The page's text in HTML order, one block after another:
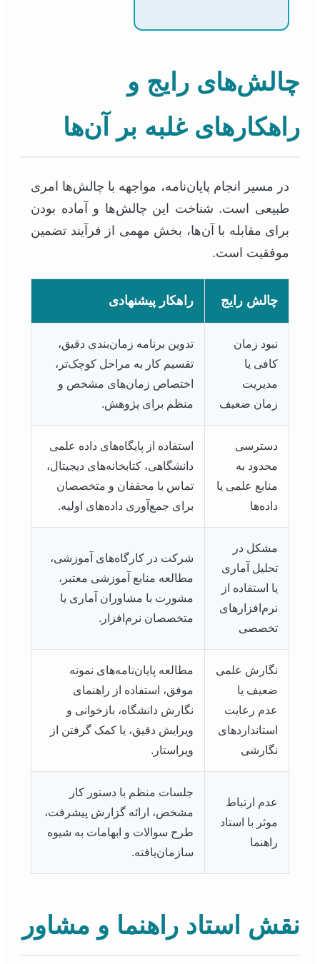
چالش‌های رایج و
راهکارهای غلبه بر آن‌ها
در مسیر انجام پایان‌نامه، مواجهه با چالش‌ها امری
طبیعی است. شناخت این چالش‌ها و آماده بودن
برای مقابله با آن‌ها، بخش مهمی از فرآیند تضمین
موفقیت است.
چالش رایج راهکار پیشنهادی
نبود زمان
کافی یا
مدیریت
زمان ضعیف
تدوین برنامه زمان‌بندی دقیق،
تقسیم کار به مراحل کوچک‌تر،
اختصاص زمان‌های مشخص و
منظم برای پژوهش.
دسترسی
محدود به
منابع علمی یا
داده‌ها
استفاده از پایگاه‌های داده علمی
دانشگاهی، کتابخانه‌های دیجیتال،
تماس با محققان و متخصصان
برای جمع‌آوری داده‌های اولیه.
مشکل در
تحلیل آماری
یا استفاده از
نرم‌افزارهای
تخصصی
شرکت در کارگاه‌های آموزشی،
مطالعه منابع آموزشی معتبر،
مشورت با مشاوران آماری یا
متخصصان نرم‌افزار.
نگارش علمی
ضعیف یا
عدم رعایت
استانداردهای
نگارشی
مطالعه پایان‌نامه‌های نمونه
موفق، استفاده از راهنمای
نگارش دانشگاه، بازخوانی و
ویرایش دقیق، یا کمک گرفتن از
ویراستار.
عدم ارتباط
موثر با استاد
راهنما
جلسات منظم با دستور کار
مشخص، ارائه گزارش پیشرفت،
طرح سوالات و ابهامات به شیوه
سازمان‌یافته.
نقش استاد راهنما و مشاور